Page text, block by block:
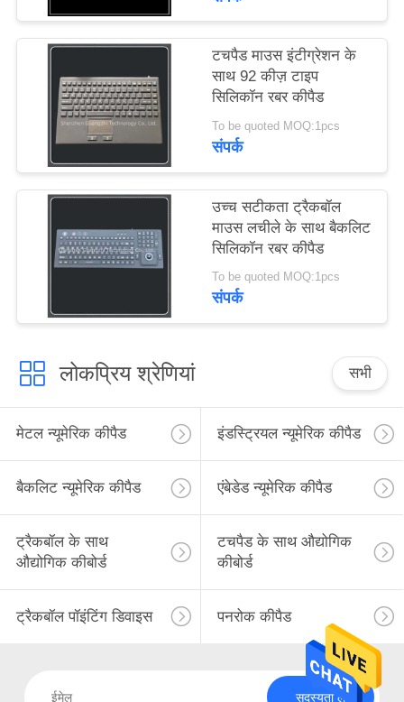
टचपैड माउस इंटीग्रेशन के
साथ 92 कीज़ टाइप
सिलिकॉन रबर कीपैड
To be quoted MOQ:1pcs
संपर्क
उच्च सटीकता ट्रैकबॉल
माउस लचीले के साथ बैकलिट
सिलिकॉन रबर कीपैड
To be quoted MOQ:1pcs
संपर्क
लोकप्रिय श्रेणियां सभी
मेटल न्यूमेरिक कीपैड इंडस्ट्रियल न्यूमेरिक कीपैड
बैकलिट न्यूमेरिक कीपैड एंबेडेड न्यूमेरिक कीपैड
ट्रैकबॉल के साथ
औद्योगिक कीबोर्ड
टचपैड के साथ औद्योगिक
कीबोर्ड
ट्रैकबॉल पॉइंटिंग डिवाइस पनरोक कीपैड
सदस्यता लें